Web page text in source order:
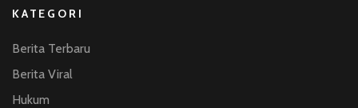
KATEGORI
Berita Terbaru
Berita Viral
Hukum